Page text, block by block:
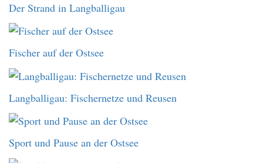
Der Strand in Langballigau
Fischer auf der Ostsee
Langballigau: Fischernetze und Reusen
Sport und Pause an der Ostsee